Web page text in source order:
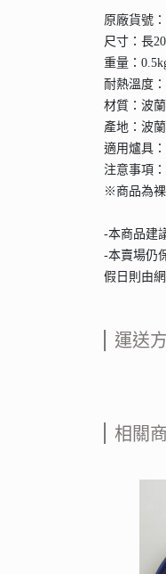
原廠貨號
尺寸：長
重量：
耐熱溫度
材質：波
產地：波蘭
適用爐具
注意事項
※商品為
-本商品建
-本賣場仍
假日則由
運送
相關